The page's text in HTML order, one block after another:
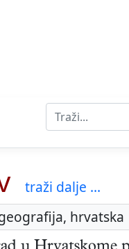
traži dalje ...